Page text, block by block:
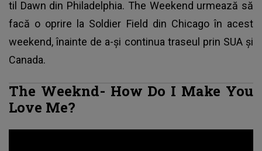
til Dawn din Philadelphia. The Weekend urmează să
facă o oprire la Soldier Field din Chicago în acest
weekend, înainte de a-și continua traseul prin SUA și
Canada.
The Weeknd- How Do I Make You
Love Me?